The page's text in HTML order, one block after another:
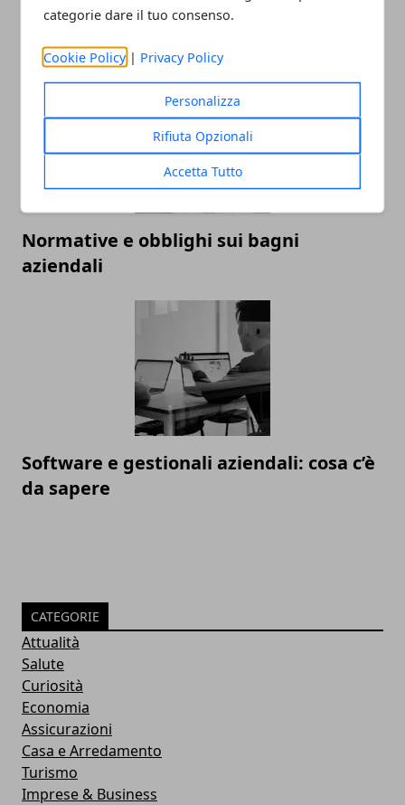
categorie dare il tuo consenso.
Cookie Policy | Privacy Policy
Personalizza
Rifiuta Opzionali
Accetta Tutto
Cosa fare a Roma a Capodanno: guida a
feste e appuntamenti
Normative e obblighi sui bagni
aziendali
Software e gestionali aziendali: cosa c’è
da sapere
CATEGORIE
Attualità
Salute
Curiosità
Economia
Assicurazioni
Casa e Arredamento
Turismo
Imprese & Business